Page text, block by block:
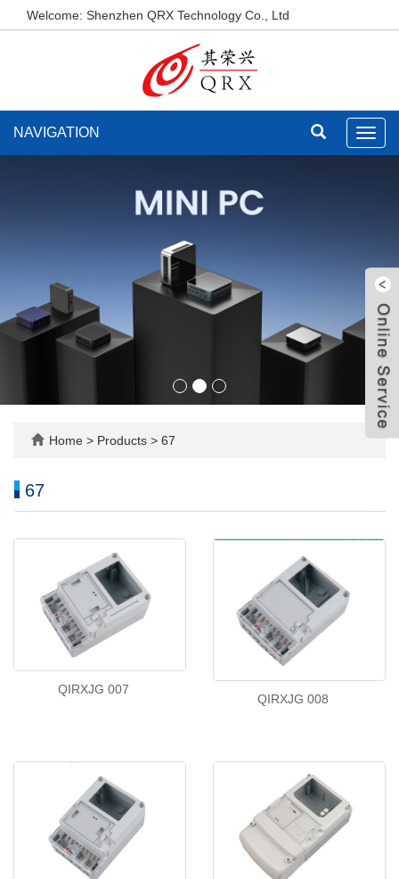
Welcome: Shenzhen QRX Technology Co., Ltd
NAVIGATION
Home > Products > 67
67
QIRXJG 007
QIRXJG 008